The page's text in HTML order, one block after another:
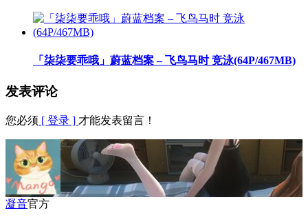
「柒柒要乖哦」蔚蓝档案 – 飞鸟马时 竞泳(64P/467MB)
发表评论
您必须 [ 登录 ] 才能发表留言！
凝音官方